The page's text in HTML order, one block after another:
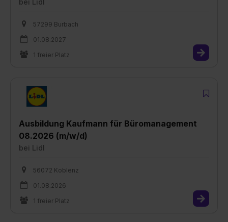
57299 Burbach
01.08.2027
1 freier Platz
Ausbildung Kaufmann für Büromanagement
08.2026 (m/w/d)
bei Lidl
56072 Koblenz
01.08.2026
1 freier Platz